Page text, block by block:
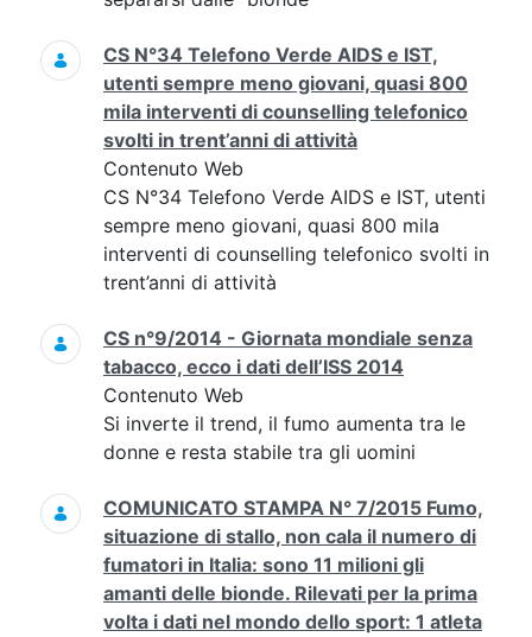
CS N°34 Telefono Verde AIDS e IST,
utenti sempre meno giovani, quasi 800
mila interventi di counselling telefonico
svolti in trent’anni di attività
Contenuto Web
CS N°34 Telefono Verde AIDS e IST, utenti
sempre meno giovani, quasi 800 mila
interventi di counselling telefonico svolti in
trent’anni di attività
CS n°9/2014 - Giornata mondiale senza
tabacco, ecco i dati dell’ISS 2014
Contenuto Web
Si inverte il trend, il fumo aumenta tra le
donne e resta stabile tra gli uomini
COMUNICATO STAMPA N° 7/2015 Fumo,
situazione di stallo, non cala il numero di
fumatori in Italia: sono 11 milioni gli
amanti delle bionde. Rilevati per la prima
volta i dati nel mondo dello sport: 1 atleta